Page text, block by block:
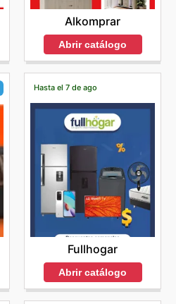
Alkomprar
Abrir catálogo
Hasta el 7 de ago
Fullhogar
Abrir catálogo